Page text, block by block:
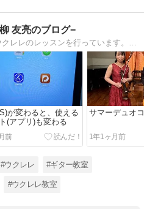
友亮のブログ−
神奈川県 横浜市でギターとウクレレのレッスンを行っています。日々の生活、レッスンや練習で気になったこと、気づいたことなど、色々と書いています。
が変わると、使える
(アプリ)も変わる
前
サマーデュオ
1年1ヶ月前
#ウクレレ #ギター教室
#ウクレレ教室